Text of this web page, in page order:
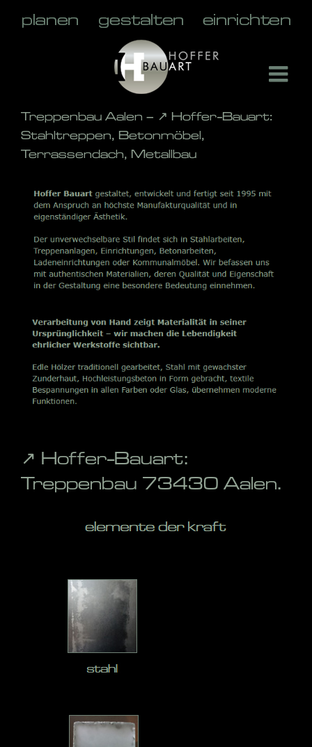
Treppenbau Aalen – ↗️ Hoffer-Bauart:
Stahltreppen, Betonmöbel,
Terrassendach, Metallbau
↗️ Hoffer-Bauart:
Treppenbau 73430 Aalen.